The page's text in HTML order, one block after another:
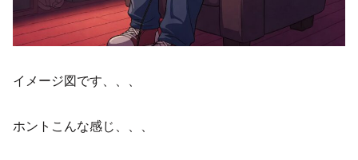
イメージ図です、、、
ホントこんな感じ、、、